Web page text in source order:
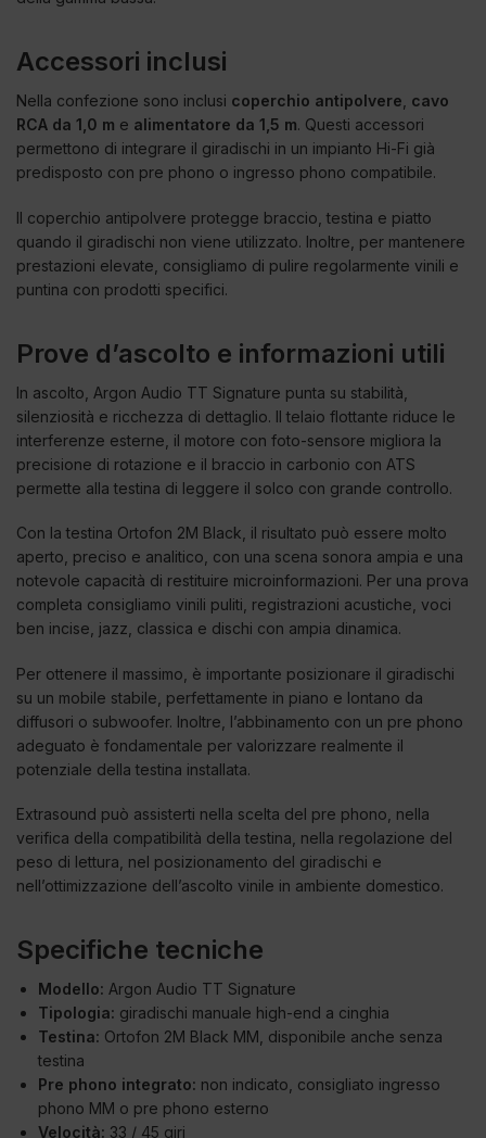
Accessori inclusi
Nella confezione sono inclusi coperchio antipolvere cavo
RCA da 1,0 m e alimentatore da 1,5 m. Questi accessori
permettono di integrare il giradischi in un impianto Hi-Fi già
predisposto con pre phono o ingresso phono compatibile.
Il coperchio antipolvere protegge braccio, testina e piatto
quando il giradischi non viene utilizzato. Inoltre, per mantenere
prestazioni elevate, consigliamo di pulire regolarmente vinili e
puntina con prodotti specifici.
Prove d’ascolto e informazioni utili
In ascolto, Argon Audio TT Signature punta su stabilità,
silenziosità e ricchezza di dettaglio. Il telaio flottante riduce le
interferenze esterne, il motore con foto-sensore migliora la
precisione di rotazione e il braccio in carbonio con ATS
permette alla testina di leggere il solco con grande controllo.
Con la testina Ortofon 2M Black, il risultato può essere molto
aperto, preciso e analitico, con una scena sonora ampia e una
notevole capacità di restituire microinformazioni. Per una prova
completa consigliamo vinili puliti, registrazioni acustiche, voci
ben incise, jazz, classica e dischi con ampia dinamica.
Per ottenere il massimo, è importante posizionare il giradischi
su un mobile stabile, perfettamente in piano e lontano da
diffusori o subwoofer. Inoltre, l’abbinamento con un pre phono
adeguato è fondamentale per valorizzare realmente il
potenziale della testina installata.
Extrasound può assisterti nella scelta del pre phono, nella
verifica della compatibilità della testina, nella regolazione del
peso di lettura, nel posizionamento del giradischi e
nell’ottimizzazione dell’ascolto vinile in ambiente domestico.
Specifiche tecniche
Modello: Argon Audio TT Signature
Tipologia: giradischi manuale high-end a cinghia
Testina: Ortofon 2M Black MM, disponibile anche senza
testina
Pre phono integrato: non indicato, consigliato ingresso
phono MM o pre phono esterno
Velocità: 33 / 45 giri